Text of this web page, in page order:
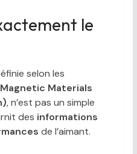
le
selon les
Materials
, n’est pas un simple
des informations
de l’aimant.